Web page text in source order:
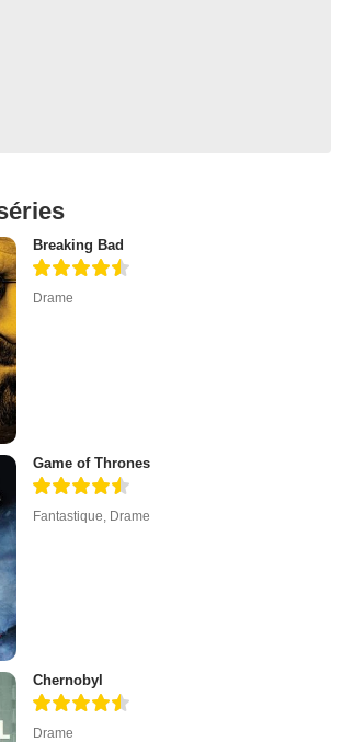
Breaking Bad
Drame
Game of Thrones
Fantastique Drame
Chernobyl
Drame